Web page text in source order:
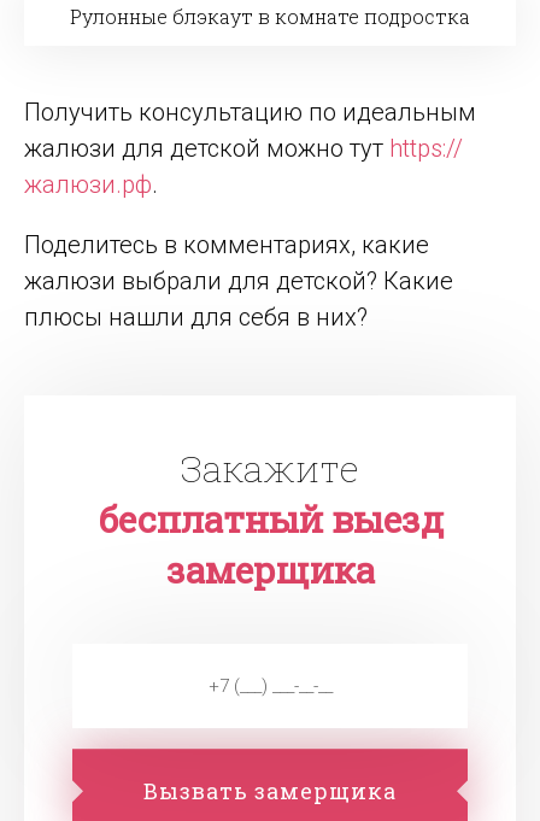
Рулонные блэкаут в комнате подростка
Получить консультацию по идеальным
жалюзи для детской можно тут https://
жалюзи.рф.
Поделитесь в комментариях, какие
жалюзи выбрали для детской? Какие
плюсы нашли для себя в них?
Закажите
бесплатный выезд
замерщика
Вызвать замерщика